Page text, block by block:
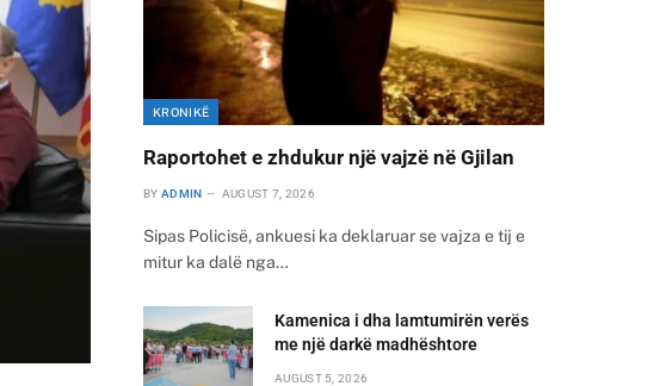
KRONIKË
Raportohet e zhdukur një vajzë në Gjilan
BY ADMIN AUGUST 7, 2026
Sipas Policisë, ankuesi ka deklaruar se vajza e tij e
mitur ka dalë nga…
Kamenica i dha lamtumirën verës
me një darkë madhështore
AUGUST 5, 2026